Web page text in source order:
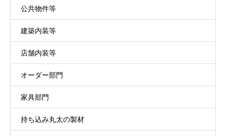
公共物件等
建築内装等
店舗内装等
オーダー部門
家具部門
持ち込み丸太の製材